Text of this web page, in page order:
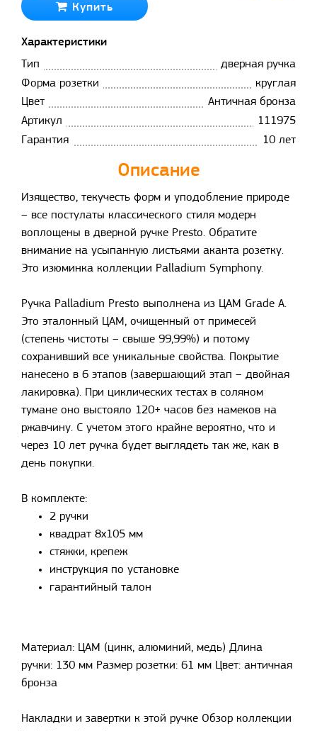
Купить
Характеристики
Тип
дверная ручка
Форма розетки
круглая
Цвет
Античная бронза
Артикул
111975
Гарантия
10 лет
Описание
Изящество, текучесть форм и уподобление природе
– все постулаты классического стиля модерн
воплощены в дверной ручке Presto. Обратите
внимание на усыпанную листьями аканта розетку.
Это изюминка коллекции Palladium Symphony.
Ручка Palladium Presto выполнена из ЦАМ Grade A.
Это эталонный ЦАМ, очищенный от примесей
(степень чистоты – свыше 99,99%) и потому
сохранивший все уникальные свойства. Покрытие
нанесено в 6 этапов (завершающий этап – двойная
лакировка). При циклических тестах в соляном
тумане оно выстояло 120+ часов без намеков на
ржавчину. С учетом этого крайне вероятно, что и
через 10 лет ручка будет выглядеть так же, как в
день покупки.
В комплекте:
2 ручки
квадрат 8х105 мм
стяжки, крепеж
инструкция по установке
гарантийный талон
Материал: ЦАМ (цинк, алюминий, медь) Длина
ручки: 130 мм Размер розетки: 61 мм Цвет: античная
бронза
Накладки и завертки к этой ручке Обзор коллекции